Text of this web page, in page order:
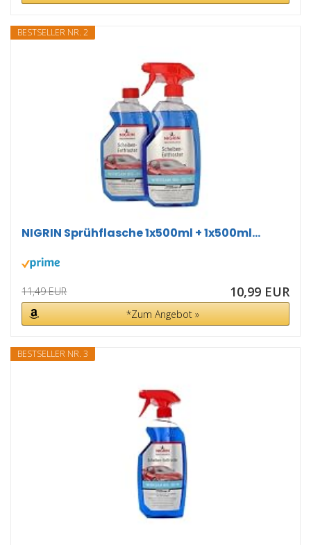
BESTSELLER NR. 2
NIGRIN Sprühflasche 1x500ml + 1x500ml...
11,49 EUR 10,99 EUR
*Zum Angebot »
BESTSELLER NR. 3